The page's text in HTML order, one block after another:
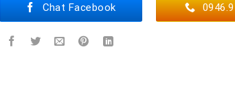
Chat Facebook